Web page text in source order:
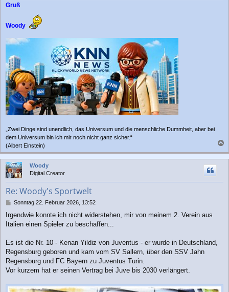
Gruß
Woody
„Zwei Dinge sind unendlich, das Universum und die menschliche Dummheit, aber bei
dem Universum bin ich mir noch nicht ganz sicher.“
(Albert Einstein)
a
c
Woody
Digital Creator
Re: Woody's Sportwelt
B
i
t
a
Sonntag 22. Februar 2026, 13:52
Irgendwie konnte ich nicht widerstehen, mir von meinem 2. Verein aus
Italien einen Spieler zu beschaffen...
Es ist die Nr. 10 - Kenan Yildiz von Juventus - er wurde in Deutschland,
Regensburg geboren und kam vom SV Sallern, über den SSV Jahn
Regensburg und FC Bayern zu Juventus Turin.
Vor kurzem hat er seinen Vertrag bei Juve bis 2030 verlängert.